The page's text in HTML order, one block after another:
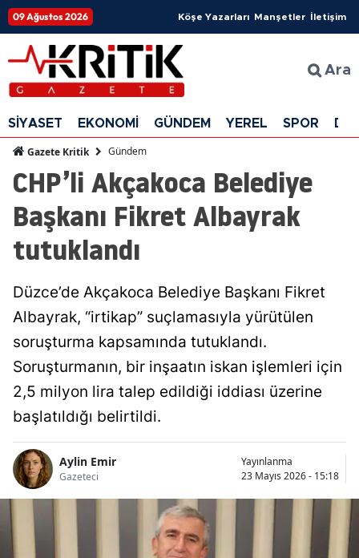
09 Ağustos 2026 Köşe Yazarları Manşetler İletişim
Ara
SİYASET EKONOMİ GÜNDEM YEREL SPOR
Gazete Kritik Gündem
CHP’li Akçakoca Belediye
Başkanı Fikret Albayrak
tutuklandı
Düzce’de Akçakoca Belediye Başkanı Fikret
Albayrak, “irtikap” suçlamasıyla yürütülen
soruşturma kapsamında tutuklandı.
Soruşturmanın, bir inşaatın iskan işlemleri için
2,5 milyon lira talep edildiği iddiası üzerine
başlatıldığı belirtildi.
Aylin Emir
Gazeteci
Yayınlanma
23 Mayıs 2026 - 15:18